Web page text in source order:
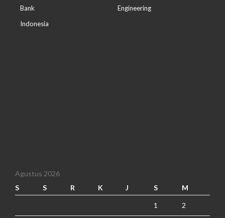
Bank
Indonesia
Engineering
Agustus 2026
S
S R K J S M
1 2